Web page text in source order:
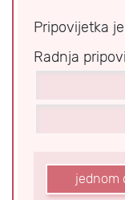
Pripovijetka je
Radnja
jednom